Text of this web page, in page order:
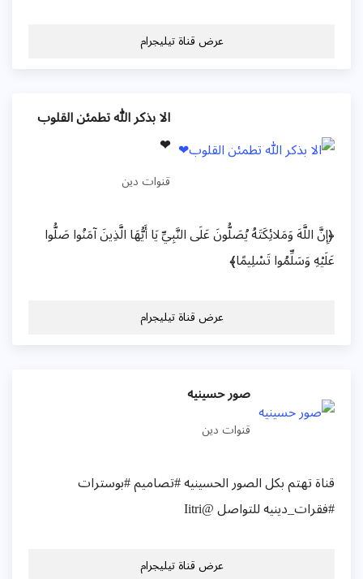
عرض قناة تيليجرام
الا بذكر الله تطمئن القلوب
❤
قنوات دين
﴿إِنَّ اللَّهَ وَمَلائِكَتَهُ يُصَلُّونَ عَلَى النَّبِيِّ يَا أَيُّهَا الَّذِينَ آمَنُوا صَلُّوا
عَلَيْهِ وَسَلِّمُوا تَسْلِيمًا﴾
عرض قناة تيليجرام
صور حسينيه
قنوات دين
قناة تهتم بكل الصور الحسينيه #تصاميم #بوسترات
#فقرات_دينيه للتواصل @Iitri
عرض قناة تيليجرام